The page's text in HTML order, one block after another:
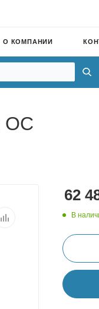
О КОМПАНИИ
ОС
62
В